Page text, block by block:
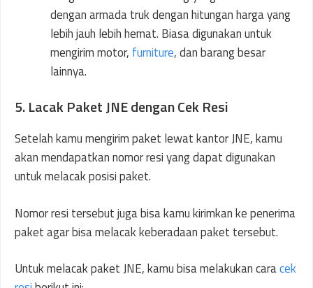
dengan armada truk dengan hitungan harga yang
lebih jauh lebih hemat. Biasa digunakan untuk
mengirim motor, furniture, dan barang besar
lainnya.
5. Lacak Paket JNE dengan Cek Resi
Setelah kamu mengirim paket lewat kantor JNE, kamu
akan mendapatkan nomor resi yang dapat digunakan
untuk melacak posisi paket.
Nomor resi tersebut juga bisa kamu kirimkan ke penerima
paket agar bisa melacak keberadaan paket tersebut.
Untuk melacak paket JNE, kamu bisa melakukan caracek